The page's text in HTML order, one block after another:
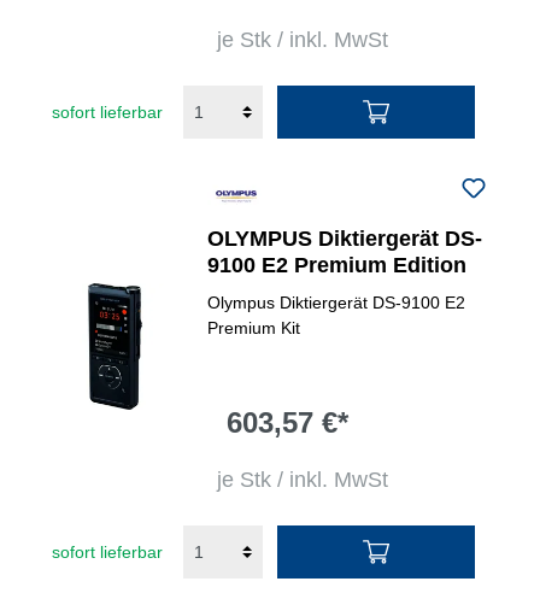
je Stk / inkl. MwSt
sofort lieferbar
OLYMPUS Diktiergerät DS-
9100 E2 Premium Edition
Olympus Diktiergerät DS-9100 E2
Premium Kit
603,57 €*
je Stk / inkl. MwSt
sofort lieferbar